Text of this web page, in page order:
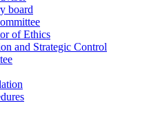
board
of Ethics
and Strategic Control